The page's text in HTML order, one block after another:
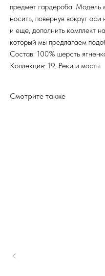
предмет гардероба. Модель
носить, повернув вокруг
и еще, дополнить комплект
который мы предлагаем
Состав: 100% шерсть
Коллекция: 19. Реки и мосты
Смотрите также